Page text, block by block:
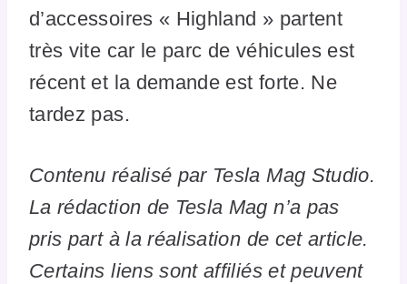
d’accessoires « Highland » partent
très vite car le parc de véhicules est
récent et la demande est forte. Ne
tardez pas.
Contenu réalisé par Tesla Mag Studio.
La rédaction de Tesla Mag n’a pas
pris part à la réalisation de cet article.
Certains liens sont affiliés et peuvent